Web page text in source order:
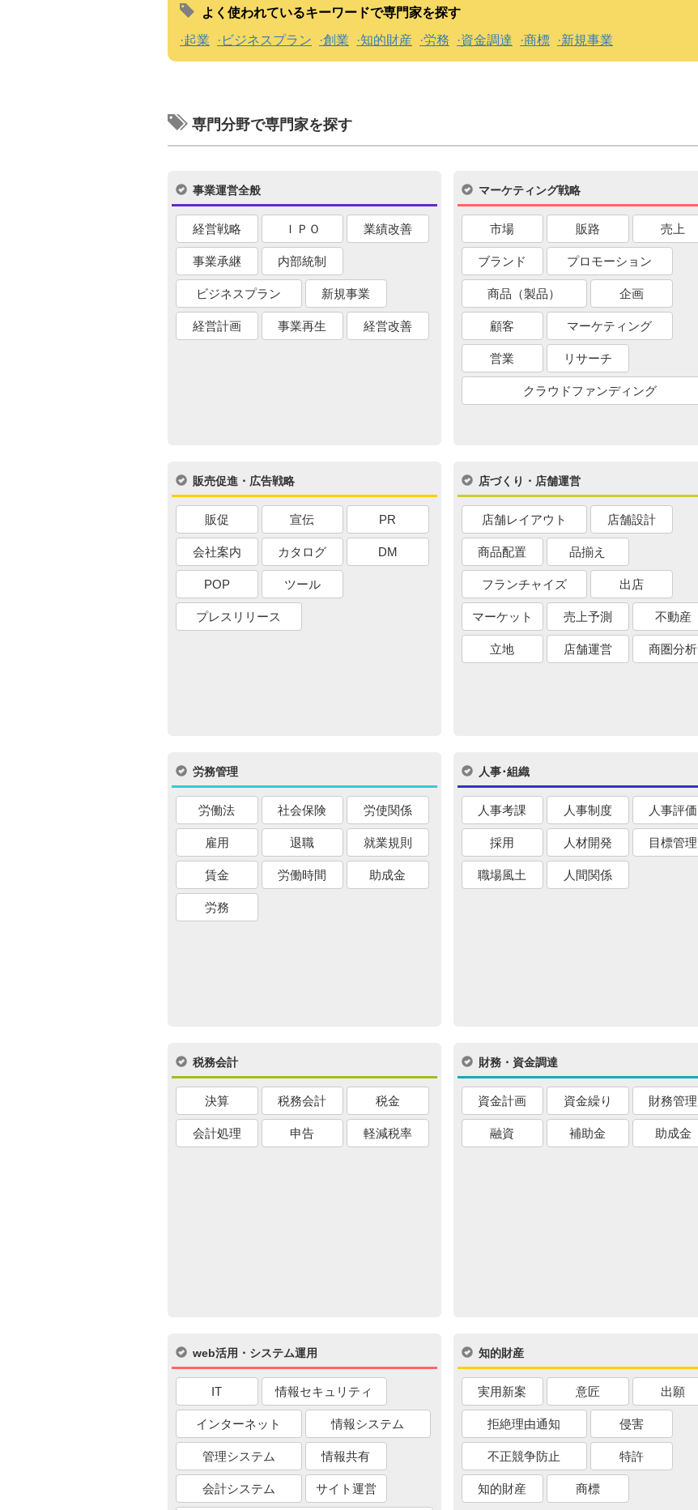
よく使われているキーワードで専門家を探す
起業
ビジネスプラン 創業 知的財産 労務 資金調達 商標 新規事業
専門分野で専門家を探す
事業運営全般
経営戦略 ＩＰＯ 業績改善
事業承継 内部統制
ビジネスプラン 新規事業
経営計画 事業再生 経営改善
マーケティング戦略
市場 販路 売上
ブランド プロモーション
商品（製品） 企画
顧客 マーケティング
営業 リサーチ
クラウドファンディング
販売促進・広告戦略
販促 宣伝 PR
会社案内 カタログ DM
POP ツール
プレスリリース
店づくり・店舗運営
店舗レイアウト 店舗設計
商品配置 品揃え
フランチャイズ 出店
マーケット 売上予測 不動産
立地 店舗運営 商圏分析
労務管理
労働法 社会保険 労使関係
雇用 退職 就業規則
賃金 労働時間 助成金
労務
人事･組織
人事考課 人事制度 人事評価
採用 人材開発 目標管理
職場風土 人間関係
税務会計
決算 税務会計 税金
会計処理 申告 軽減税率
財務・資金調達
資金計画 資金繰り 財務管理
融資 補助金 助成金
web活用・システム運用
IT 情報セキュリティ
インターネット 情報システム
管理システム 情報共有
会計システム サイト運営
知的財産
実用新案 意匠 出願
拒絶理由通知 侵害
不正競争防止 特許
知的財産 商標